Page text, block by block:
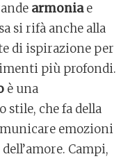
armoniae
si rifà anche alla
di ispirazione per
più profondi.
è una
stile, che fa della
emozioni
Campi,